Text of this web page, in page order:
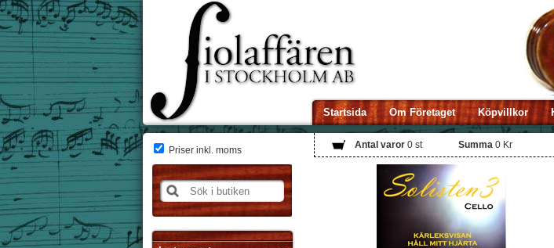
Startsida Om Företaget Köpvillkor
Antal varor 0 st Summa 0 Kr
Priser inkl. moms